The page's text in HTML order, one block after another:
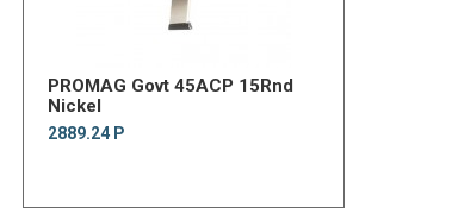
PROMAG Govt 45ACP 15Rnd
Nickel
2889.24 Р